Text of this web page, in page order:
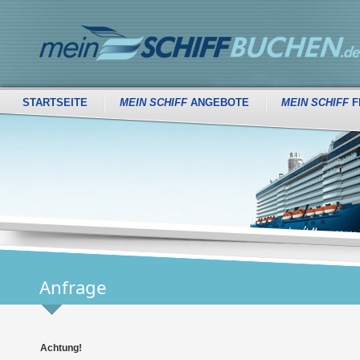
STARTSEITE MEIN SCHIFFANGEBOTE MEIN SCHIFF
Anfrage
Achtung!